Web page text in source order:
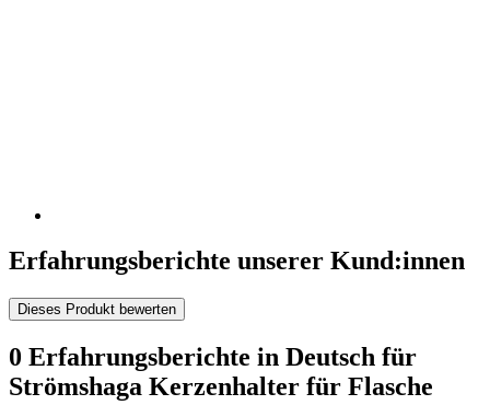
Erfahrungsberichte unserer Kund:innen
Dieses Produkt bewerten
0 Erfahrungsberichte in Deutsch für
Strömshaga Kerzenhalter für Flasche